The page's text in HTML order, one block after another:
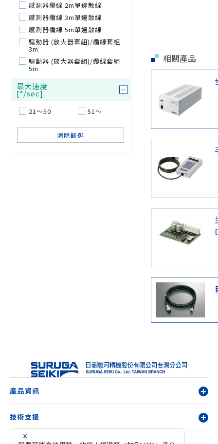
感測器纜線 2m單邊散線
感測器纜線 3m單邊散線
感測器纜線 5m單邊散線
驅動器 (放大器套組)/纜線套組
3m
驅動器 (放大器套組)/纜線套組
5m
最大速度
[°/sec]
21～50 51～
清除篩選
相關產品
產品資訊
技術支援